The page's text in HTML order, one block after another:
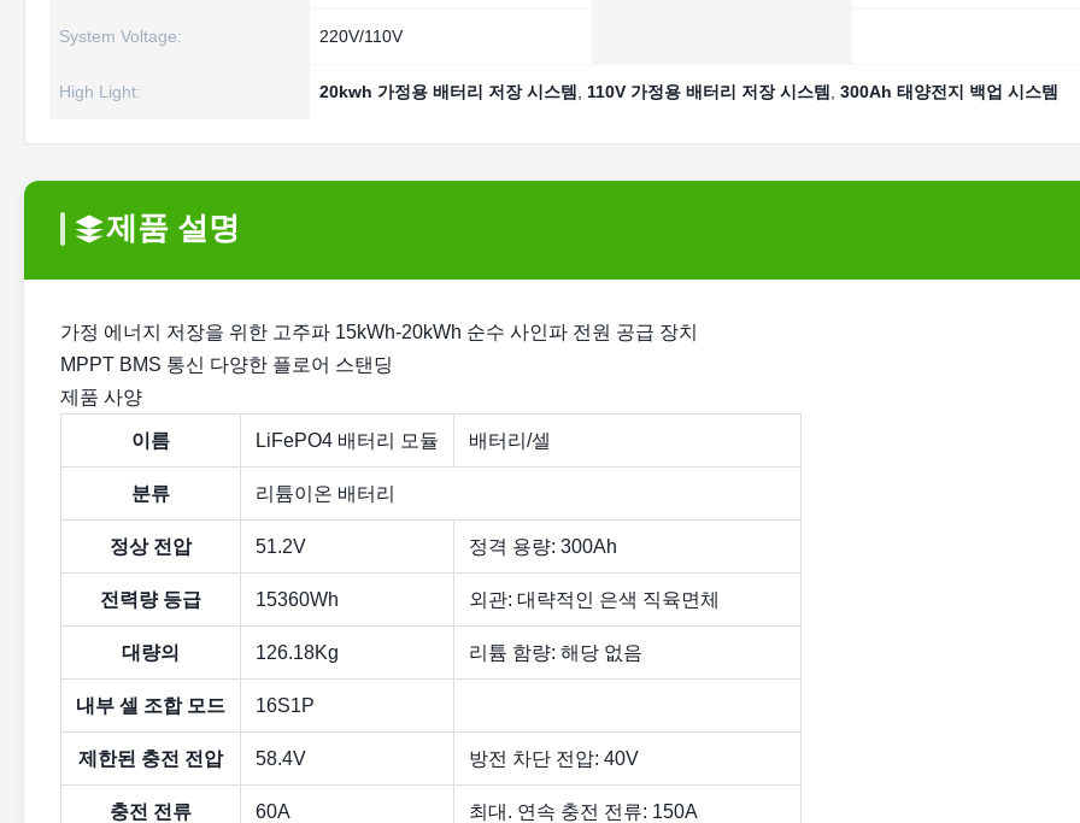
System Voltage: 220V/110V
High Light: 20kwh 가정용 배터리 저장 시스템 110V 가정용 배터리 저장 시스템 300Ah 태양전지 백업 시스템
제품 설명
가정 에너지 저장을 위한 고주파 15kWh-20kWh 순수 사인파 전원 공급 장치
MPPT BMS 통신 다양한 플로어 스탠딩
제품 사양
이름 LiFePO4 배터리 모듈 배터리/셀
분류 리튬이온 배터리
정상 전압 51.2V 정격 용량: 300Ah
전력량 등급 15360Wh 외관: 대략적인 은색 직육면체
대량의 126.18Kg 리튬 함량: 해당 없음
내부 셀 조합 모드 16S1P
제한된 충전 전압 58.4V 방전 차단 전압: 40V
충전 전류 60A 최대. 연속 충전 전류: 150A